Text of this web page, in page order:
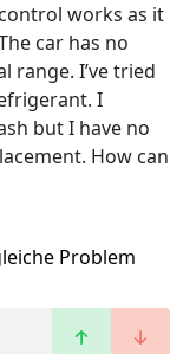
works as it
car has no
range. I’ve tried
I
but I have no
How can
Problem